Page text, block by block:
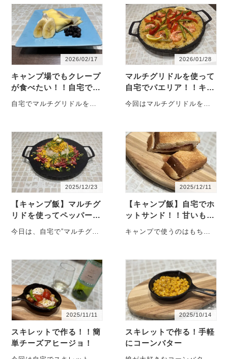
ー。 アルミホ・・・
ね。 今回は我・・・
2026/02/17
キャンプ場でもクレープ
が食べたい！！自宅でマ
ルチグリドル使って予行
練習！！
自宅でマルチグリドルを使
す！ レシピをご紹介致
し・・・
2026/01/28
マルチグリドルを使って
自宅でパエリア！！キャ
ンプでホームパーティー
で！！大活躍！！
今回はマルチグリドルを使
・・・
2025/12/23
【キャンプ飯】マルチグ
リドを使ってペッパーラ
ンチ！！自宅でもホーム
パーティーにも活躍する
今日は、自宅で”マルチグリ
ちは大喜び・・・
2025/12/11
【キャンプ飯】自宅でホ
ットサンド！！甘いもの
が好きな方におすすめ！
ジャムあんバターホット
キャンプで使うのはもちろ
今日はホットサンド・・・
2025/11/11
スキレットで作る！！簡
単チーズアヒージョ！
2025/10/14
スキレットで作る！手軽
にコーンバター